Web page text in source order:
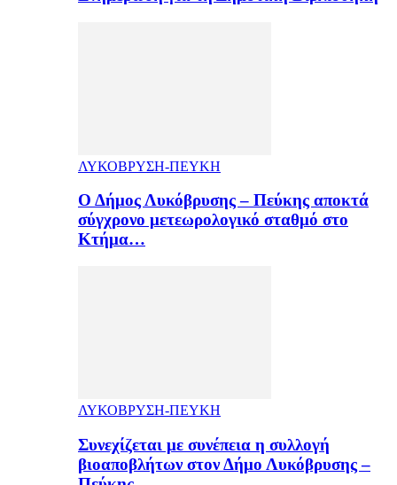
ΛΥΚΟΒΡΥΣΗ-ΠΕΥΚΗ
Ο Δήμος Λυκόβρυσης – Πεύκης αποκτά
σύγχρονο μετεωρολογικό σταθμό στο
Κτήμα…
ΛΥΚΟΒΡΥΣΗ-ΠΕΥΚΗ
Συνεχίζεται με συνέπεια η συλλογή
βιοαποβλήτων στον Δήμο Λυκόβρυσης –